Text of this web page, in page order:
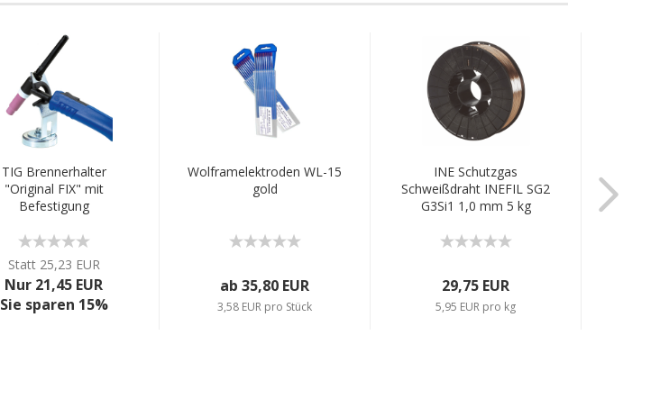
TIG Brennerhalter
"Original FIX" mit
Befestigung
Statt 25,23 EUR
Nur 21,45 EUR
Sie sparen 15%
Wolframelektroden WL-15
gold
ab 35,80 EUR
3,58 EUR pro Stück
INE Schutzgas
Schweißdraht INEFIL SG2
G3Si1 1,0 mm 5 kg
29,75 EUR
5,95 EUR pro kg